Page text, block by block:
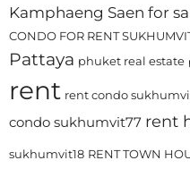
Kamphaeng Saen for
CONDO FOR RENT
Pattaya phuket real estate
rent rent condo
condo sukhumvit77 rent
sukhumvit18 RENT TOWN